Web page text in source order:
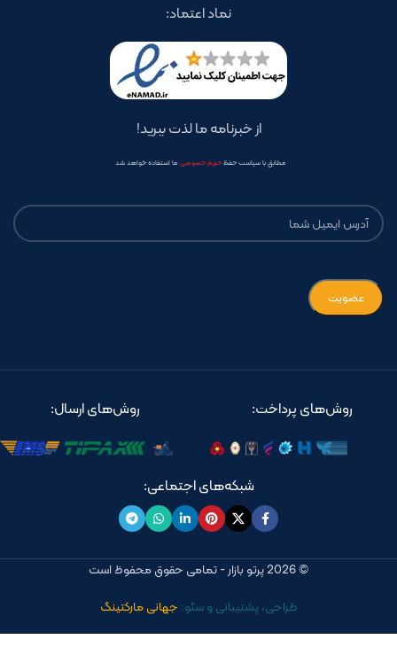
نماد اعتماد:
از خبرنامه ما لذت ببرید!
مطابق با سیاست حفظحریم خصوصی ما استفاده خواهد شد
روش‌های پرداخت: روش‌های ارسال:
شبکه‌های اجتماعی:
© 2026 پرتو بازار - تمامی حقوق محفوظ است
طراحی، پشتیبانی و سئو: جهانی مارکتینگ